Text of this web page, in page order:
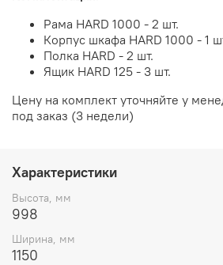
Рама HARD 1000 - 2 шт.
Корпус шкафа HARD 1000 - 1
Полка HARD - 2 шт.
Ящик HARD 125 - 3 шт.
Цену на комплект уточняйте у
под заказ (3 недели)
Характеристики
Высота, мм
998
Ширина, мм
1150